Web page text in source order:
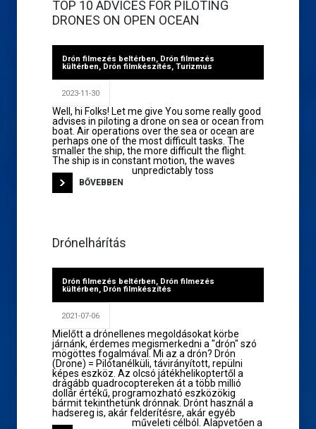
TOP 10 ADVICES FOR PILOTING
DRONES ON OPEN OCEAN
Drón filmezés beltérben, Drón filmezés
kültérben, Drón filmkészítés, Turizmus
2023-11-30
Well, hi Folks! Let me give You some really good
advises in piloting a drone on sea or ocean from
boat. Air operations over the sea or ocean are
perhaps one of the most difficult tasks. The
smaller the ship, the more difficult the flight.
The ship is in constant motion, the waves
unpredictably toss
BŐVEBBEN
Drónelhárítás
Drón filmezés beltérben, Drón filmezés
kültérben, Drón filmkészítés
2021-07-06
Mielőtt a drónellenes megoldásokat körbe
járnánk, érdemes megismerkedni a "drón" szó
mögöttes fogalmával. Mi az a drón? Drón
(Drone) = Pilótanélküli, távirányított, repülni
képes eszköz. Az olcsó játékhelikoptertől a
drágább quadrocoptereken át a több millió
dollár értékű, programozható eszközökig
bármit tekinthetünk drónnak. Drónt használ a
hadsereg is, akár felderítésre, akár egyéb
műveleti célból. Alapvetően a